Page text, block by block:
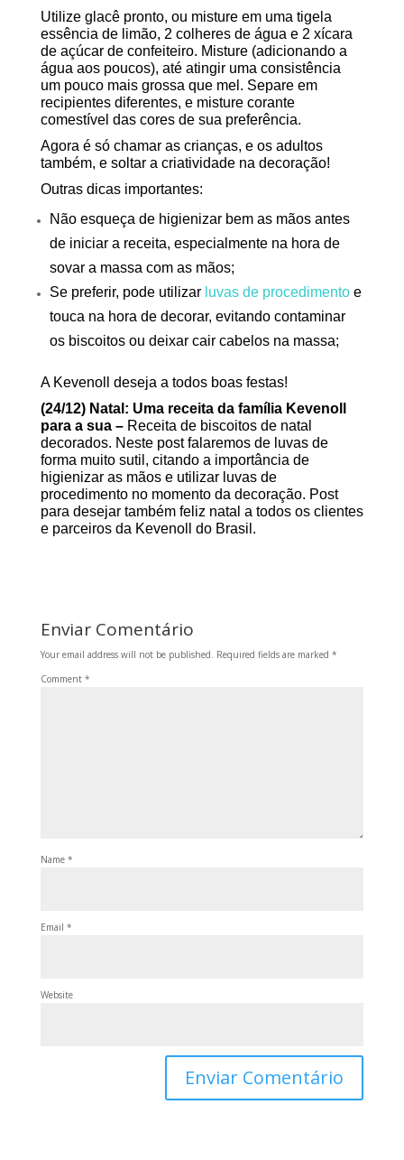
Utilize glacê pronto, ou misture em uma tigela
essência de limão, 2 colheres de água e 2 xícara
de açúcar de confeiteiro. Misture (adicionando a
água aos poucos), até atingir uma consistência
um pouco mais grossa que mel. Separe em
recipientes diferentes, e misture corante
comestível das cores de sua preferência.
Agora é só chamar as crianças, e os adultos
também, e soltar a criatividade na decoração!
Outras dicas importantes:
Não esqueça de higienizar bem as mãos antes
de iniciar a receita, especialmente na hora de
sovar a massa com as mãos;
Se preferir, pode utilizar luvas de procedimentoe
touca na hora de decorar, evitando contaminar
os biscoitos ou deixar cair cabelos na massa;
A Kevenoll deseja a todos boas festas!
(24/12) Natal: Uma receita da família Kevenoll
para a sua –Receita de biscoitos de natal
decorados. Neste post falaremos de luvas de
forma muito sutil, citando a importância de
higienizar as mãos e utilizar luvas de
procedimento no momento da decoração. Post
para desejar também feliz natal a todos os clientes
e parceiros da Kevenoll do Brasil.
Enviar Comentário
Your email address will not be published. Required fields are marked *
Comment *
Name *
Email *
Website